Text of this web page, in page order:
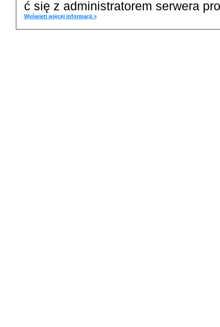
ć się z administratorem serwera
Wyświetl więcej informacji »